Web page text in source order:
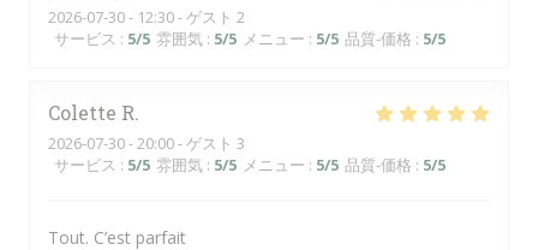
2026-07-30- 12:30 - ゲスト 2
サービス : 5/5 雰囲気 : 5/5 メニュー : 5/5 品質-価格 : 5/5
Colette R
2026-07-30- 20:00 - ゲスト 3
サービス : 5/5 雰囲気 : 5/5 メニュー : 5/5 品質-価格 : 5/5
Tout. C’est parfait